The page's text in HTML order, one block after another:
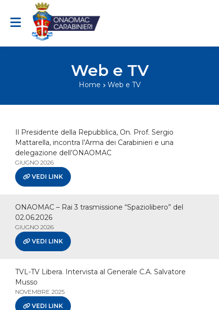
Vai al contenuto
Web e TV
Home Web e TV
Il Presidente della Repubblica, On. Prof. Sergio
Mattarella, incontra l’Arma dei Carabinieri e una
delegazione dell’ONAOMAC
GIUGNO 2026
VEDI LINK
ONAOMAC – Rai 3 trasmissione “Spaziolibero” del
02.06.2026
GIUGNO 2026
VEDI LINK
TVL-TV Libera. Intervista al Generale C.A. Salvatore
Musso
NOVEMBRE 2025
VEDI LINK